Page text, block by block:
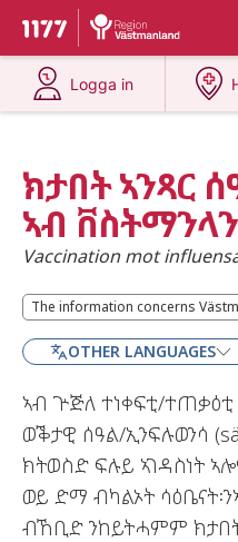
To start page for 1177
Du har valt region
Logga in
at 1177.se
ክታበት ኣንጻር
ኣብ
Vaccination mot
The information concerns
The information concerns
OTHER LANGUAGES
ኣብ ጕጅለ ተነቀፍቲ/ተጠቃዕቲ
ወቕታዊ ሰዓል/ኢንፍሉወንሳ
ክትወስድ ፍሉይ ኣገዳስነት
ወይ ድማ ብካልኦት
ብኸቢድ ንከይትሓምም